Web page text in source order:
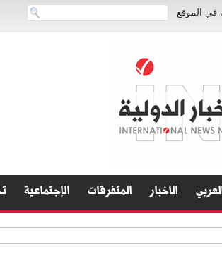
الموقع
الأخبار المتفرقات الإجتماعية